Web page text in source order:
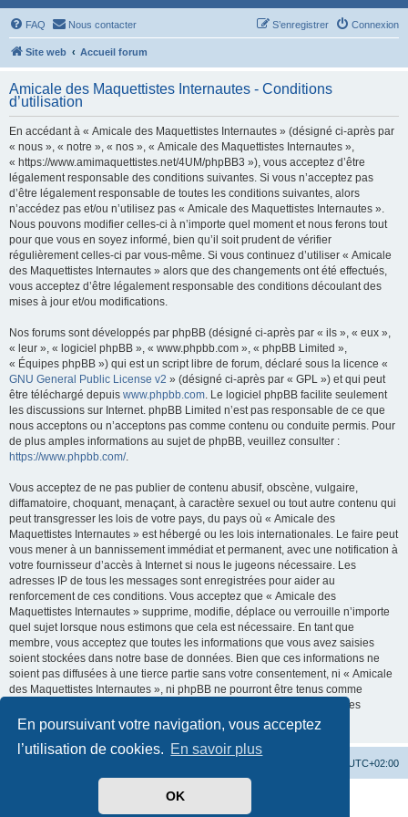
En poursuivant votre navigation, vous acceptez
l’utilisation de cookies. En savoir plus
OK
FAQ Nous contacter Connexion
S’enregistrer
Site web Accueil forum
Amicale des Maquettistes Internautes - Conditions
d’utilisation
En accédant à « Amicale des Maquettistes Internautes » (désigné ci-après par
« nous », « notre », « nos », « Amicale des Maquettistes Internautes »,
« https://www.amimaquettistes.net/4UM/phpBB3 »), vous acceptez d’être
légalement responsable des conditions suivantes. Si vous n’acceptez pas
d’être légalement responsable de toutes les conditions suivantes, alors
n’accédez pas et/ou n’utilisez pas « Amicale des Maquettistes Internautes ».
Nous pouvons modifier celles-ci à n’importe quel moment et nous ferons tout
pour que vous en soyez informé, bien qu’il soit prudent de vérifier
régulièrement celles-ci par vous-même. Si vous continuez d’utiliser « Amicale
des Maquettistes Internautes » alors que des changements ont été effectués,
vous acceptez d’être légalement responsable des conditions découlant des
mises à jour et/ou modifications.
Nos forums sont développés par phpBB (désigné ci-après par « ils », « eux »,
« leur », « logiciel phpBB », « www.phpbb.com », « phpBB Limited »,
« Équipes phpBB ») qui est un script libre de forum, déclaré sous la licence «
GNU General Public License v2 » (désigné ci-après par « GPL ») et qui peut
être téléchargé depuis www.phpbb.com. Le logiciel phpBB facilite seulement
les discussions sur Internet. phpBB Limited n’est pas responsable de ce que
nous acceptons ou n’acceptons pas comme contenu ou conduite permis. Pour
de plus amples informations au sujet de phpBB, veuillez consulter :
https://www.phpbb.com/.
Vous acceptez de ne pas publier de contenu abusif, obscène, vulgaire,
diffamatoire, choquant, menaçant, à caractère sexuel ou tout autre contenu qui
peut transgresser les lois de votre pays, du pays où « Amicale des
Maquettistes Internautes » est hébergé ou les lois internationales. Le faire peut
vous mener à un bannissement immédiat et permanent, avec une notification à
votre fournisseur d’accès à Internet si nous le jugeons nécessaire. Les
adresses IP de tous les messages sont enregistrées pour aider au
renforcement de ces conditions. Vous acceptez que « Amicale des
Maquettistes Internautes » supprime, modifie, déplace ou verrouille n’importe
quel sujet lorsque nous estimons que cela est nécessaire. En tant que
membre, vous acceptez que toutes les informations que vous avez saisies
soient stockées dans notre base de données. Bien que ces informations ne
soient pas diffusées à une tierce partie sans votre consentement, ni « Amicale
des Maquettistes Internautes », ni phpBB ne pourront être tenus comme
responsables en cas de tentative de piratage visant à compromettre les
données.
UTC+02:00
phpBB ® Forum Software © phpBB Limited
phpBB-fr.com